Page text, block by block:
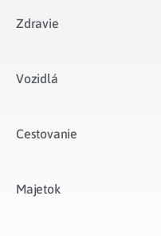
Zdravie
Vozidlá​
Cestovanie
Majetok​